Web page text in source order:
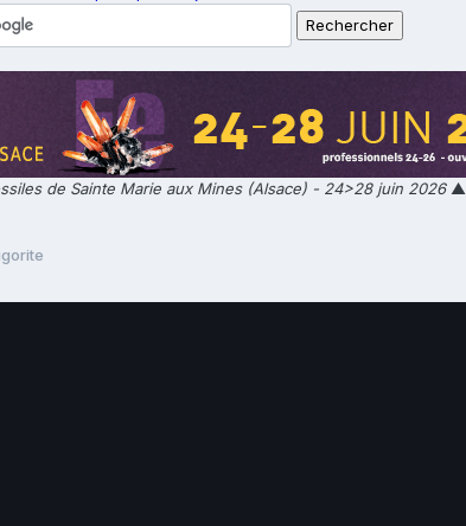
de Sainte Marie aux Mines (Alsace) - 24>28 juin 2026▲